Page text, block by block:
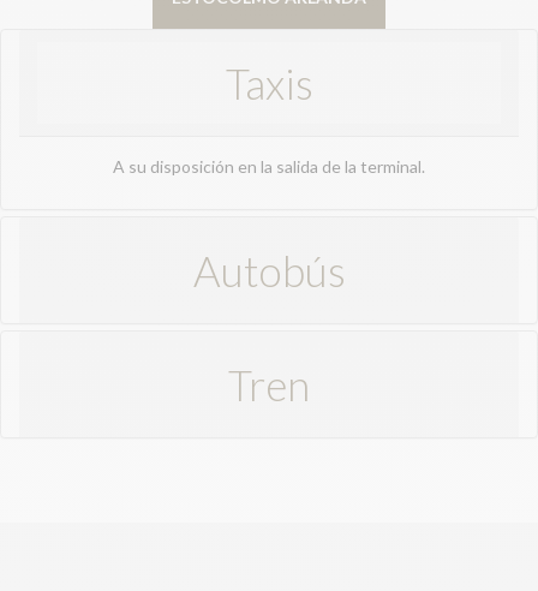
Taxis
A su disposición en la salida de la terminal.
Autobús
Tren